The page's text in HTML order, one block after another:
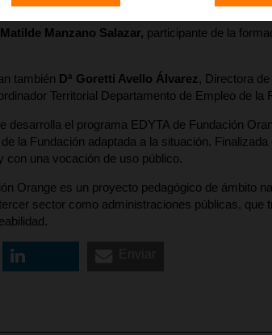
Matilde Manzano Salazar, participante de la
también Dª Goretti Avello Álvarez , Directora
Territorial Departamento de Empleo de la
desarrolla el programa EDYTA de Fundación
la Fundación adaptada a la situación.
con una vocación de uso público.
Orange es un proyecto pedagógico de ámbito
sector como administraciones públicas,